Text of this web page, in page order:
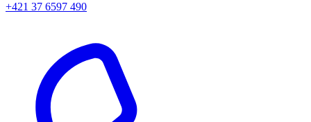
+421 37 6597 490